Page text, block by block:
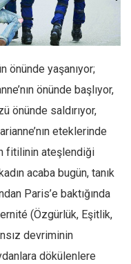
önünde yaşanıyor;
önünde başlıyor,
önünde saldırıyor,
eteklerinde
fitilinin ateşlendiği
acaba bugün, tanık
Paris’e baktığında
(Özgürlük, Eşitlik,
devriminin
dökülenlere